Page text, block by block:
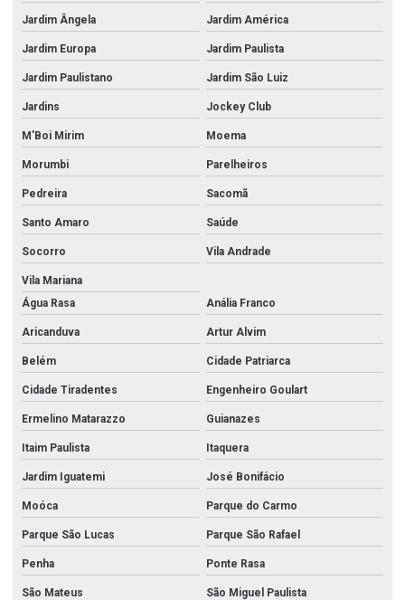
Jardim Ângela Jardim América
Jardim Europa Jardim Paulista
Jardim Paulistano Jardim São Luiz
Jardins Jockey Club
M'Boi Mirim Moema
Morumbi Parelheiros
Pedreira Sacomã
Santo Amaro Saúde
Socorro Vila Andrade
Vila Mariana
Água Rasa
Anália Franco
Aricanduva Artur Alvim
Belém Cidade Patriarca
Cidade Tiradentes Engenheiro Goulart
Ermelino Matarazzo Guianazes
Itaim Paulista Itaquera
Jardim Iguatemi José Bonifácio
Moóca Parque do Carmo
Parque São Lucas Parque São Rafael
Penha Ponte Rasa
São Mateus São Miguel Paulista